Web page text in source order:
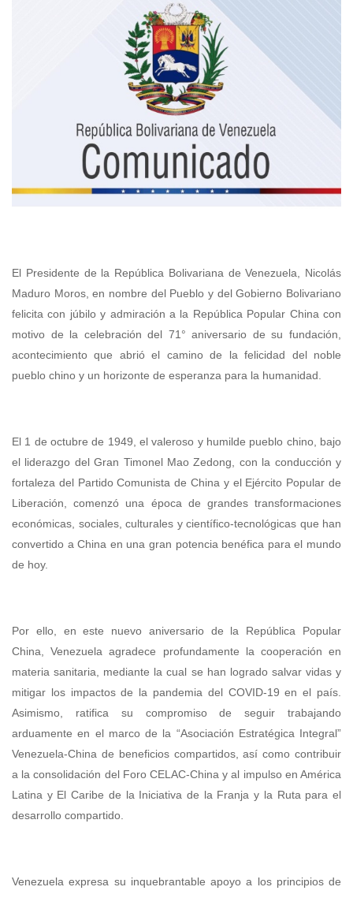
El Presidente de la República Bolivariana de Venezuela, Nicolás
Maduro Moros, en nombre del Pueblo y del Gobierno Bolivariano
felicita con júbilo y admiración a la República Popular China con
motivo de la celebración del 71° aniversario de su fundación,
acontecimiento que abrió el camino de la felicidad del noble
pueblo chino y un horizonte de esperanza para la humanidad.
El 1 de octubre de 1949, el valeroso y humilde pueblo chino, bajo
el liderazgo del Gran Timonel Mao Zedong, con la conducción y
fortaleza del Partido Comunista de China y el Ejército Popular de
Liberación, comenzó una época de grandes transformaciones
económicas, sociales, culturales y científico-tecnológicas que han
convertido a China en una gran potencia benéfica para el mundo
de hoy.
Por ello, en este nuevo aniversario de la República Popular
China, Venezuela agradece profundamente la cooperación en
materia sanitaria, mediante la cual se han logrado salvar vidas y
mitigar los impactos de la pandemia del COVID-19 en el país.
Asimismo, ratifica su compromiso de seguir trabajando
arduamente en el marco de la “Asociación Estratégica Integral”
Venezuela-China de beneficios compartidos, así como contribuir
a la consolidación del Foro CELAC-China y al impulso en América
Latina y El Caribe de la Iniciativa de la Franja y la Ruta para el
desarrollo compartido.
Venezuela expresa su inquebrantable apoyo a los principios de